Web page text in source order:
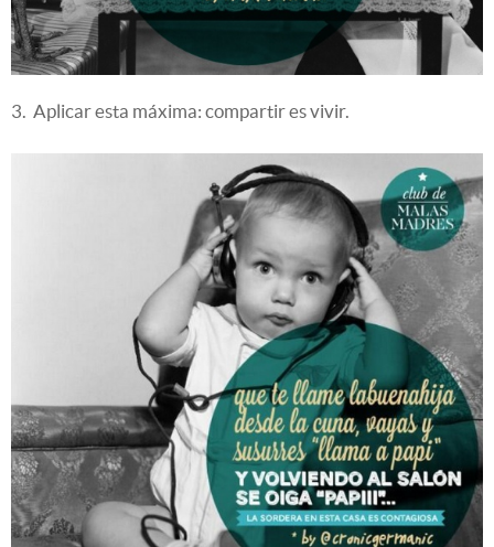
3. Aplicar esta máxima: compartir es vivir.